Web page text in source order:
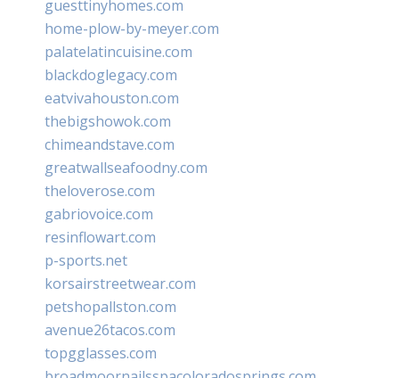
guesttinyhomes.com
home-plow-by-meyer.com
palatelatincuisine.com
blackdoglegacy.com
eatvivahouston.com
thebigshowok.com
chimeandstave.com
greatwallseafoodny.com
theloverose.com
gabriovoice.com
resinflowart.com
p-sports.net
korsairstreetwear.com
petshopallston.com
avenue26tacos.com
topgglasses.com